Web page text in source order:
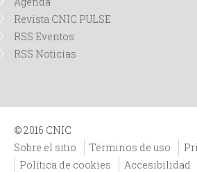
Revista CNIC PULSE
RSS Eventos
RSS Noticias
© 2016 CNIC
Sobre el sitio
Términos de uso
Política de cookies
Accesibilidad